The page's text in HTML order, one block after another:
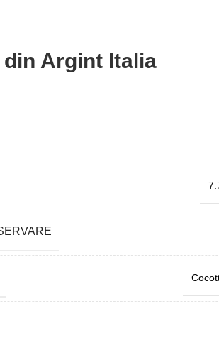
Argint Italia